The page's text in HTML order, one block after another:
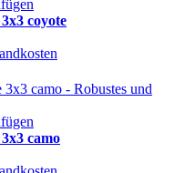
coyote
camo